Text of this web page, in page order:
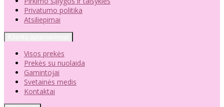
Privatumo politika
Atsiliepimai
Visos prekės
Prekės su nuolaida
Gamintojai
Svetainės medis
Kontaktai